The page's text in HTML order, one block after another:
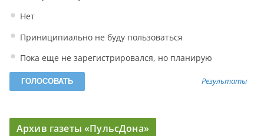
Нет
Приниципиально не буду пользоваться
Пока еще не зарегистрировался, но планирую
Результаты
Архив газеты «ПульсДона»